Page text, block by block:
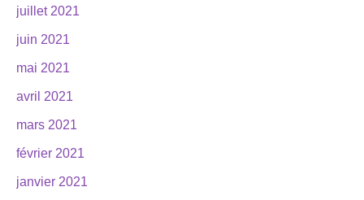
juillet 2021
juin 2021
mai 2021
avril 2021
mars 2021
février 2021
janvier 2021